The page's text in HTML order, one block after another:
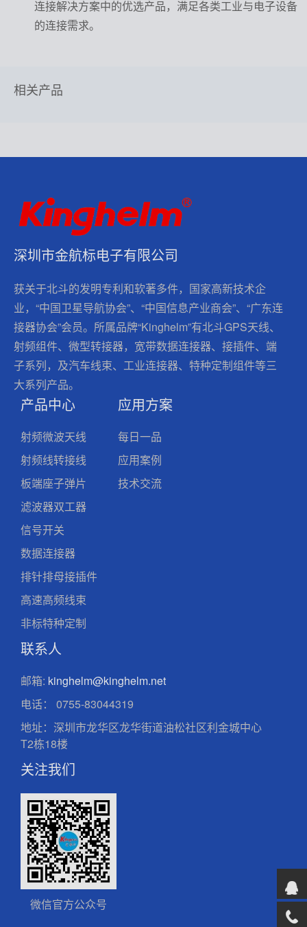
连接解决方案中的优选产品，满足各类工业与电子设备
的连接需求。
相关产品
深圳市金航标电子有限公司
获关于北斗的发明专利和软著多件，国家高新技术企
业，“中国卫星导航协会”、“中国信息产业商会”、“广东连
接器协会”会员。所属品牌“Kinghelm”有北斗GPS天线、
射频组件、微型转接器，宽带数据连接器、接插件、端
子系列，及汽车线束、工业连接器、特种定制组件等三
大系列产品。
产品中心
射频微波天线
射频线转接线
板端座子弹片
滤波器双工器
信号开关
数据连接器
排针排母接插件
高速高频线束
非标特种定制
应用方案
每日一品
应用案例
技术交流
联系人
邮箱: kinghelm@kinghelm.net
电话：
0755-83044319
地址：深圳市龙华区龙华街道油松社区利金城中心
T2栋18楼
关注我们
微信官方公众号